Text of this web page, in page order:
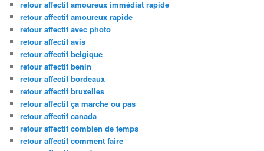
retour affectif amoureux immédiat rapide
retour affectif amoureux rapide
retour affectif avec photo
retour affectif avis
retour affectif belgique
retour affectif benin
retour affectif bordeaux
retour affectif bruxelles
retour affectif ça marche ou pas
retour affectif canada
retour affectif combien de temps
retour affectif comment faire